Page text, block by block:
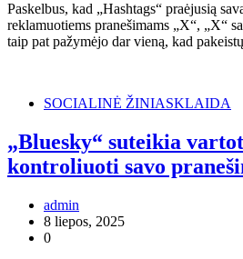
Paskelbus, kad „Hashtags“ praėjusią
reklamuotiems pranešimams „X“, „X“
taip pat pažymėjo dar vieną, kad
SOCIALINĖ ŽINIASKLAIDA
„Bluesky“ suteikia
kontroliuoti savo
admin
8 liepos, 2025
0